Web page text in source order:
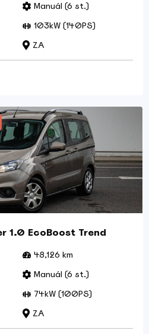
Manuál (6 st.)
103kW (140PS)
ZA
1.0 EcoBoost Trend
48,126 km
Manuál (6 st.)
74kW (100PS)
ZA